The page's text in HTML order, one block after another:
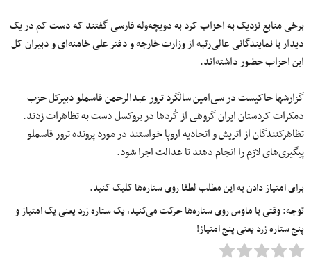
برخی منابع نزدیک به احزاب کرد به دویچه‌وله فارسی گفتند که دست کم در یک
دیدار با نمایندگانی عالی‌رتبه از وزارت خارجه و دفتر علی خامنه‌ای و دبیران کل
این احزاب حضور داشته‌اند.
گزارش‎ها حاکیست در سی‌امین سالگرد ترور عبدالرحمن قاسملو دبیرکل حزب
دمکرات کردستان ایران گروهی از کُردها در بروکسل دست به تظاهرات زدند.
تظاهرکنندگان از اتریش و اتحادیه اروپا خواستند در مورد پرونده ترور قاسملو
پیگیری‌های لازم را انجام دهند تا عدالت اجرا شود.
برای امتیاز دادن به این مطلب لطفا روی ستاره‌ها کلیک کنید.
توجه: وقتی با ماوس روی ستاره‌ها حرکت می‌کنید، یک ستاره زرد یعنی یک امتیاز و
پنج ستاره زرد یعنی پنج امتیاز!